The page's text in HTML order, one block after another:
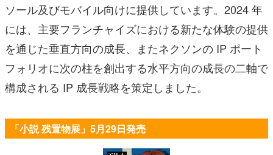
ソール及びモバイル向けに提供しています。2024 年
には、主要フランチャイズにおける新たな体験の提供
を通じた垂直方向の成長、またネクソンの IP ポート
フォリオに次の柱を創出する水平方向の成長の二軸で
構成される IP 成長戦略を策定しました。
「小説 残置物展」5月29日発売